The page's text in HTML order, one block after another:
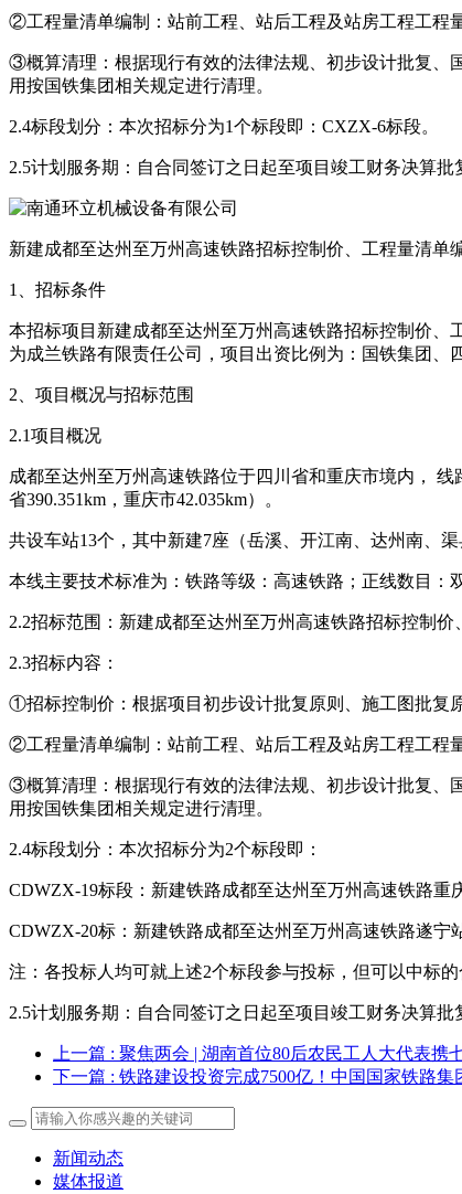
②工程量清单编制：站前工程、站后工程及站房工程工程
③概算清理：根据现行有效的法律法规、初步设计批复、
用按国铁集团相关规定进行清理。
2.4标段划分：本次招标分为1个标段即：CXZX-6标段。
2.5计划服务期：自合同签订之日起至项目竣工财务决算批
新建成都至达州至万州高速铁路招标控制价、工程量清单
1、招标条件
本招标项目新建成都至达州至万州高速铁路招标控制价、
为成兰铁路有限责任公司，项目出资比例为：国铁集团、
2、项目概况与招标范围
2.1项目概况
成都至达州至万州高速铁路位于四川省和重庆市境内，
省390.351km，重庆市42.035km）。
共设车站13个，其中新建7座（岳溪、开江南、达州南、
本线主要技术标准为：铁路等级：高速铁路；正线数目：
2.2招标范围：新建成都至达州至万州高速铁路招标控制
2.3招标内容：
①招标控制价：根据项目初步设计批复原则、施工图批复
②工程量清单编制：站前工程、站后工程及站房工程工程
③概算清理：根据现行有效的法律法规、初步设计批复、
用按国铁集团相关规定进行清理。
2.4标段划分：本次招标分为2个标段即：
CDWZX-19标段：新建铁路成都至达州至万州高速铁路重
CDWZX-20标：新建铁路成都至达州至万州高速铁路遂宁
注：各投标人均可就上述2个标段参与投标，但可以中标的
2.5计划服务期：自合同签订之日起至项目竣工财务决算批
上一篇 : 聚焦两会 | 湖南首位80后农民工人大代表携
下一篇 : 铁路建设投资完成7500亿！中国国家铁路集
新闻动态
媒体报道